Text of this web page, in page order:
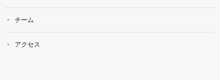
チーム
アクセス